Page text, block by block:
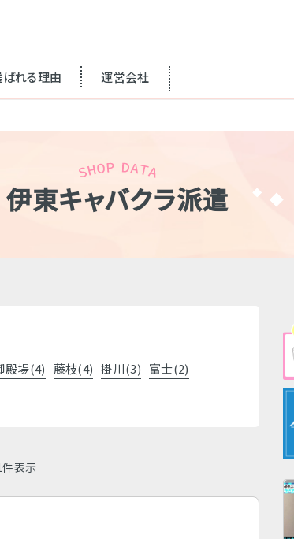
れる理由 運営会社
伊東キャバクラ派遣
殿場(4) 藤枝(4) 掛川(3) 富士(2)
表示